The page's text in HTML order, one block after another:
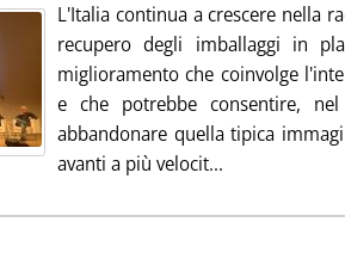
L'Italia continua a crescere nella
recupero degli imballaggi in
miglioramento che coinvolge
e che potrebbe consentire,
abbandonare quella tipica
avanti a più velocit...